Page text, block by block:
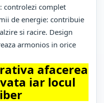
controlezi complet
de energie: contribuie
si racire. Design
armonios in orice
afacerea
iar locul